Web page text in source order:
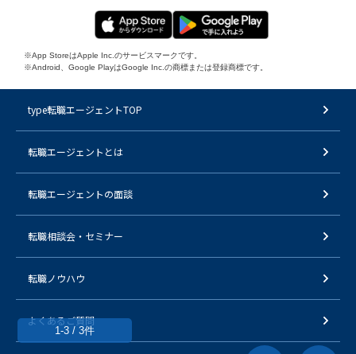
1-3 / 3件
※App StoreはApple Inc.のサービスマークです。
※Android、Google PlayはGoogle Inc.の商標または登録商標です。
type転職エージェントTOP
転職エージェントとは
転職エージェントの面談
転職相談会・セミナー
転職ノウハウ
よくあるご質問